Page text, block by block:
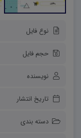
نوع فایل
حجم فایل
نویسنده
تاریخ انتشار
دسته بندی